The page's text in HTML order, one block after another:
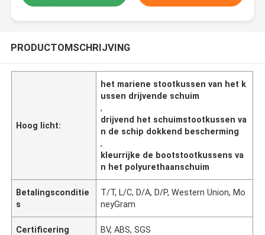
PRODUCTOMSCHRIJVING
Hoog licht:
het mariene stootkussen van het k
ussen drijvende schuim
,
drijvend het schuimstootkussen va
n de schip dokkend bescherming
,
kleurrijke de bootstootkussens va
n het polyurethaanschuim
Betalingsconditie
s
T/T, L/C, D/A, D/P, Western Union, Mo
neyGram
Certificering BV, ABS, SGS